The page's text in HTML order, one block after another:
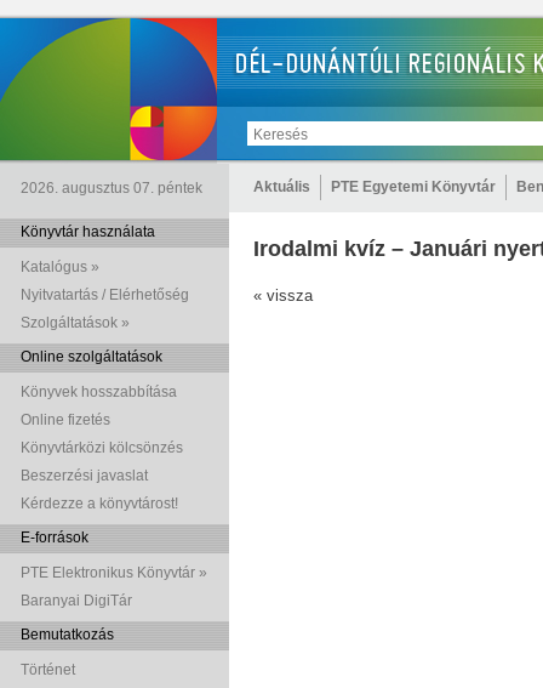
2026. augusztus 07. péntek Aktuális PTE Egyetemi Könyvtár
Könyvtár használata
Katalógus »
Nyitvatartás / Elérhetőség
Szolgáltatások »
Online szolgáltatások
Könyvek hosszabbítása
Online fizetés
Könyvtárközi kölcsönzés
Beszerzési javaslat
Kérdezze a könyvtárost!
E-források
PTE Elektronikus Könyvtár »
Baranyai DigiTár
Bemutatkozás
Történet
Irodalmi kvíz – Januári
« vissza